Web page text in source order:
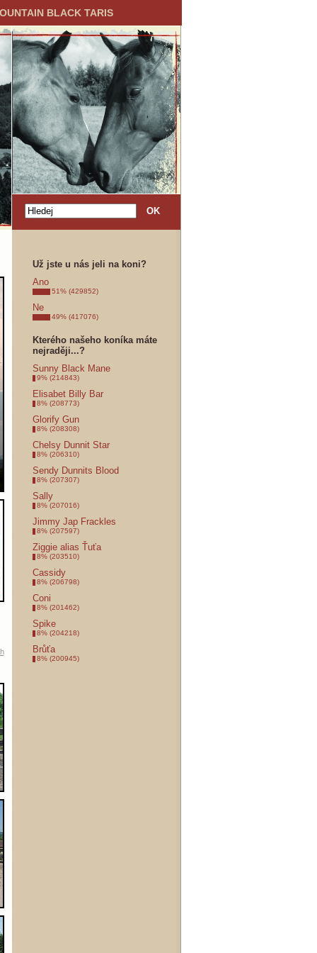
BLACK TARIS
Už jste u nás jeli na koni?
Ano
51% (429852)
Ne
49% (417076)
Kterého našeho koníka máte
nejraději...?
Sunny Black Mane
9% (214843)
Elisabet Billy Bar
8% (208773)
Glorify Gun
8% (208308)
Chelsy Dunnit Star
8% (206310)
Sendy Dunnits Blood
8% (207307)
Sally
8% (207016)
Jimmy Jap Frackles
8% (207597)
Ziggie alias Ťuťa
8% (203510)
Cassidy
8% (206798)
Coni
8% (201462)
Spike
8% (204218)
Brůťa
8% (200945)